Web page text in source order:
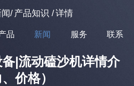
/ 产品知识 /详情
品 新闻 服务 联系
|流动磕沙机详情介
价格）